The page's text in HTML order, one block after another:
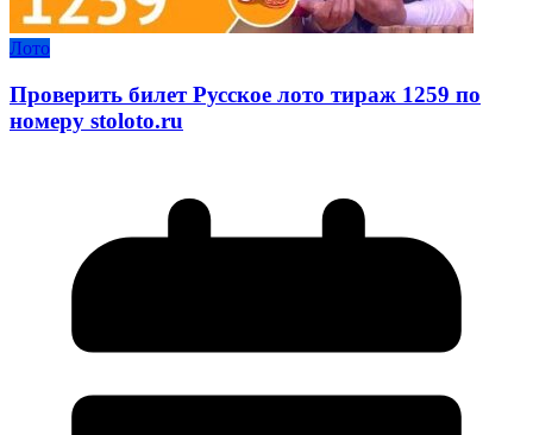
Лото
Проверить билет Русское лото тираж 1259 по
номеру stoloto.ru